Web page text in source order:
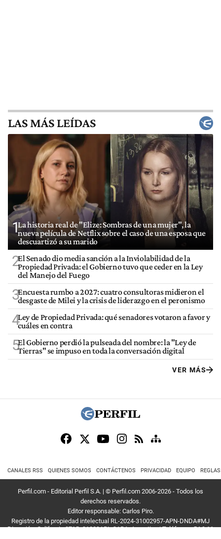
LAS MÁS LEÍDAS
1La historia real de "Elize: Sombras de una mujer", la
nueva película de Netflix sobre el caso de una esposa que
descuartizó a su marido
2El Senado dio media sanción a la Inviolabilidad de la
Propiedad Privada: el Gobierno tuvo que ceder en la Ley
del Manejo del Fuego
3Encuesta rumbo a 2027: cuatro consultoras midieron el
desgaste de Milei y la crisis de liderazgo en el peronismo
4Ley de Propiedad Privada: qué senadores votaron a favor y
cuáles en contra
5El Gobierno perdió la pulseada del nombre: la "Ley de
Tierras" se impuso en toda la conversación digital
VER MÁS
CANALES RSS QUIENES SOMOS CONTÁCTENOS PRIVACIDAD EQUIPO
Perfil.com - Editorial Perfil S.A. | © Perfil.com 2006-2026 - Todos los
derechos reservados.
Editor responsable: Carlos Piro.
Registro de la propiedad intelectual RL-2024-31002957-APN-DNDA#MJ
Dirección:California 2715,C1289ABI,CABA, Argentina| Teléfono:+54 9 11